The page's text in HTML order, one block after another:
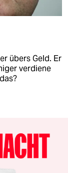
übers Geld. Er
verdiene